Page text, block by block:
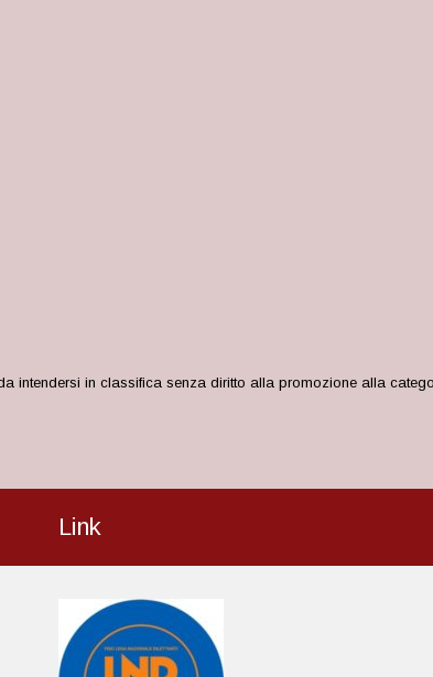
intendersi in classifica senza diritto alla promozione alla
Link